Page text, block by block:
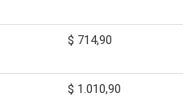
$ 714,90
$ 1.010,90